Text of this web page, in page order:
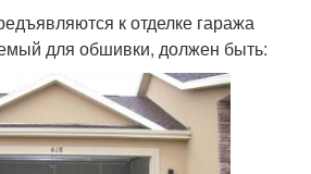
к отделке гаража
для обшивки, должен быть: